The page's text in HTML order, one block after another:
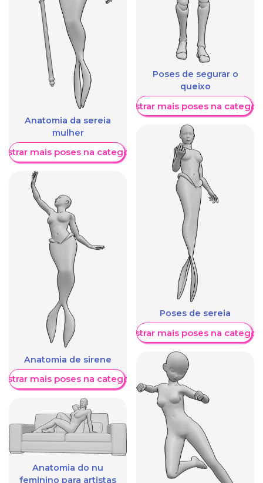
Anatomia da sereia
mulher
mais poses na categoria
Anatomia de sirene
mais poses na categoria
Anatomia do nu
feminino para artistas
Poses de segurar o
queixo
Mostrar mais poses na
Poses de sereia
Mostrar mais poses na